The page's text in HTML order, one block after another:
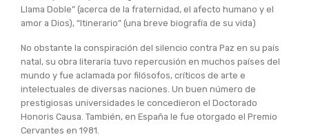
Llama Doble” (acerca de la fraternidad, el afecto humano y el
amor a Dios), “Itinerario” (una breve biografía de su vida)
No obstante la conspiración del silencio contra Paz en su país
natal, su obra literaria tuvo repercusión en muchos países del
mundo y fue aclamada por filósofos, críticos de arte e
intelectuales de diversas naciones. Un buen número de
prestigiosas universidades le concedieron el Doctorado
Honoris Causa. También, en España le fue otorgado el Premio
Cervantes en 1981.